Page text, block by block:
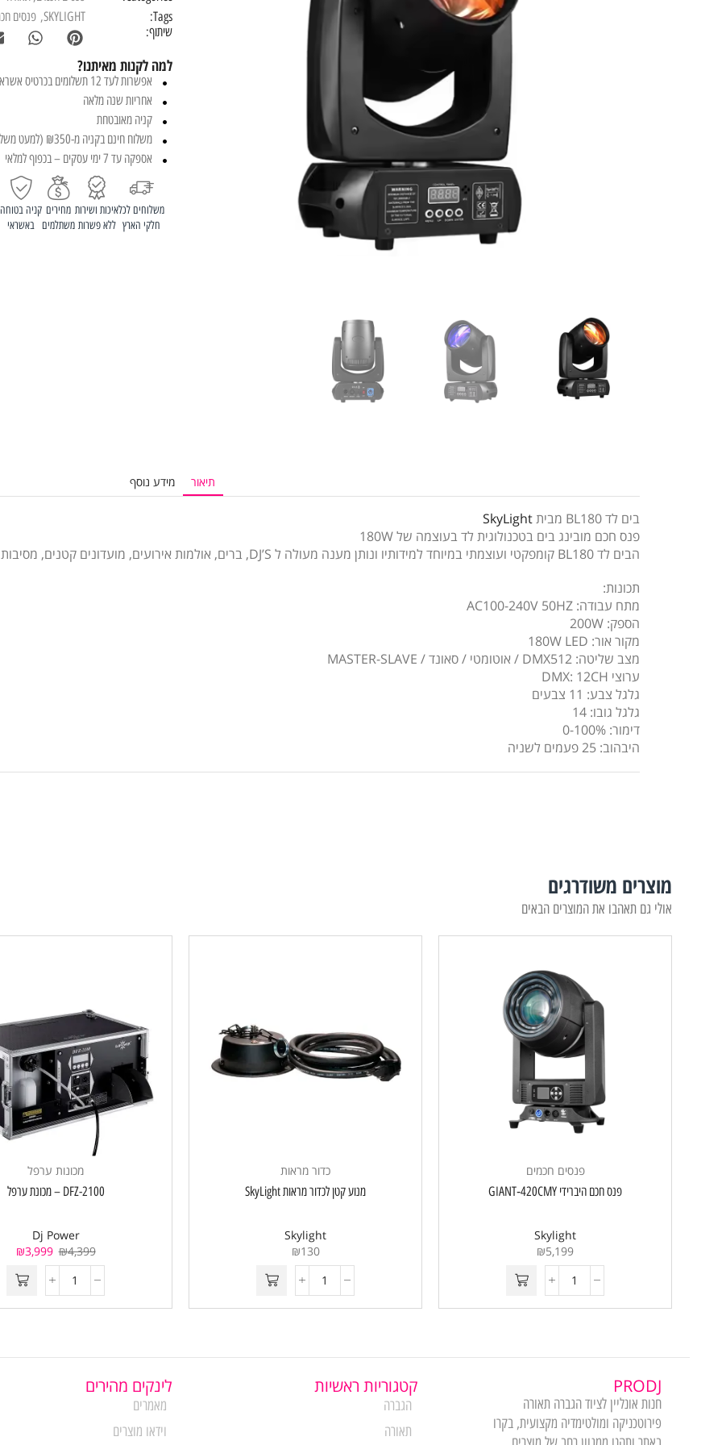
Tags:
SKYLIGHT
, פנסים
שיתוף:
למה לקנות מאיתנו?
אפשרות לעד 12 תשלומים בכרטיס אשראי
אחריות שנה מלאה
קניה מאובטחת
משלוח חינם בקניה מ-₪350 (למעט משלוחים חריגים)
אספקה עד 7 ימי עסקים – בכפוף למלאי
משלוחים לכל
חלקי הארץ
איכות ושירות
ללא פשרות
מחירים
משתלמים
קניה בטוחה
באשראי
תיאור מידע נוסף
בים לד BL180 מבית
SkyLight
פנס חכם מובינג בים בטכנולוגית לד בעוצמה של 180W
הבים לד BL180 קומפקטי ועוצמתי במיוחד למידותיו ונותן מענה מעולה ל DJ’S, ברים, אולמות אירועים, מועדונים קטנים, מסיבות, תאורנים ועוד…
תכונות:
מתח עבודה: AC100-240V 50HZ
הספק: 200W
מקור אור: 180W LED
מצב שליטה: DMX512 / אוטומטי / סאונד / MASTER-SLAVE
ערוצי DMX: 12CH
גלגל צבע: 11 צבעים
גלגל גובו: 14
דימור: 0-100%
היבהוב: 25 פעמים לשניה
מוצרים משודרגים
אולי גם תאהבו את המוצרים הבאים
פנסים חכמים
פנס חכם היברידי GIANT‑420CMY
Skylight
₪5,199
כדור מראות
מנוע קטן לכדור מראות SkyLight
Skylight
₪130
מכונות ערפל
DFZ-2100 – מכונת ערפל
Dj Power
₪4,399
₪3,999
PRODJ
חנות אונליין לציוד הגברה תאורה
פירוטכניקה ומולטימדיה מקצועית, בקרו
קטגוריות ראשיות
הגברה
תאורה
לינקים מהירים
מאמרים
וידאו מוצרים